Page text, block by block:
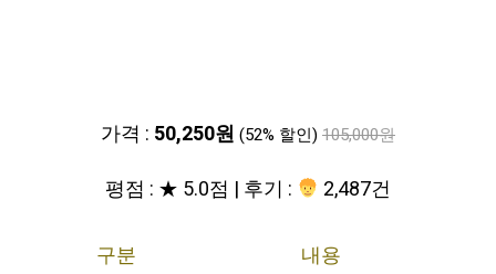
가격 : 50,250원 (52% 할인) 105,000원
평점 : ★ 5.0점 | 후기 : 2,487건
구분
내용